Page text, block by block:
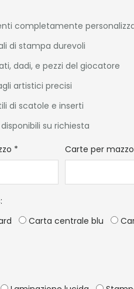
completamente
di stampa durevoli
dadi, e pezzi del giocatore
artistici precisi
di scatole e inserti
su richiesta
* Carte per mazzo
:
Carta centrale blu